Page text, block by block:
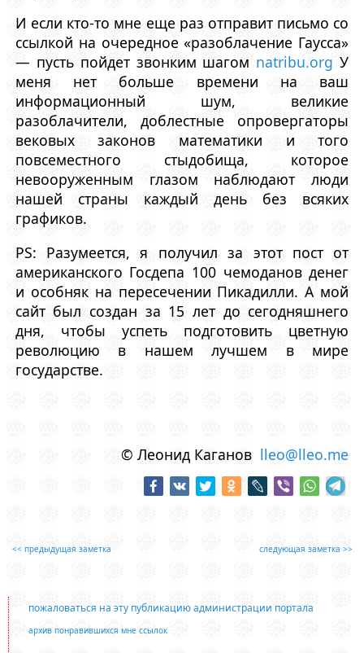
И если кто-то мне еще раз отправит письмо со
ссылкой на очередное «разоблачение Гаусса»
— пусть пойдет звонким шагом natribu.org У
меня нет больше времени на ваш
информационный шум, великие
разоблачители, доблестные опровергаторы
вековых законов математики и того
повсеместного стыдобища, которое
невооруженным глазом наблюдают люди
нашей страны каждый день без всяких
графиков.
PS: Разумеется, я получил за этот пост от
американского Госдепа 100 чемоданов денег
и особняк на пересечении Пикадилли. А мой
сайт был создан за 15 лет до сегодняшнего
дня, чтобы успеть подготовить цветную
революцию в нашем лучшем в мире
государстве.
© Леонид Каганов lleo@lleo.me
<< предыдущая заметка следующая заметка >>
пожаловаться на эту публикацию администрации портала
архив понравившихся мне ссылок